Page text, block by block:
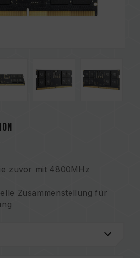
zuvor mit 4800MHz
Zusammenstellung für
Die ECC für stabilere